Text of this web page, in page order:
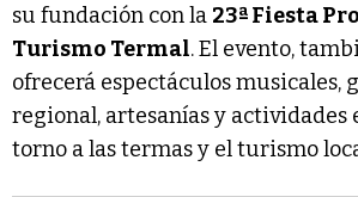
su fundación con la 23ª Fiesta
Turismo Termal. El evento,
ofrecerá espectáculos musicales,
regional, artesanías y actividades
torno a las termas y el turismo